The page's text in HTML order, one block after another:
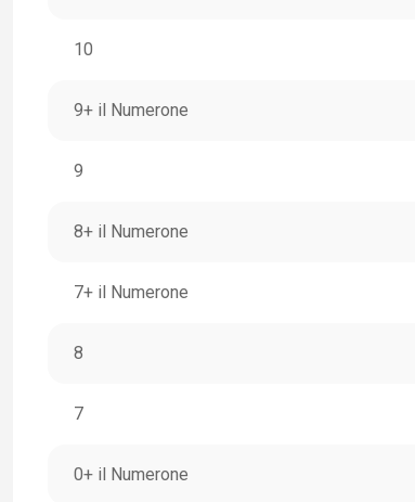
10
9+ il Numerone
9
8+ il Numerone
7+ il Numerone
8
7
0+ il Numerone